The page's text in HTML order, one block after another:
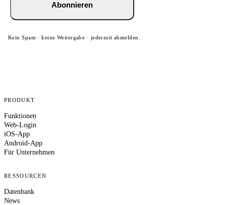
Abonnieren
Kein Spam · keine Weitergabe · jederzeit abmelden.
PRODUKT
Funktionen
Web-Login
iOS-App
Android-App
Für Unternehmen
RESSOURCEN
Datenbank
News